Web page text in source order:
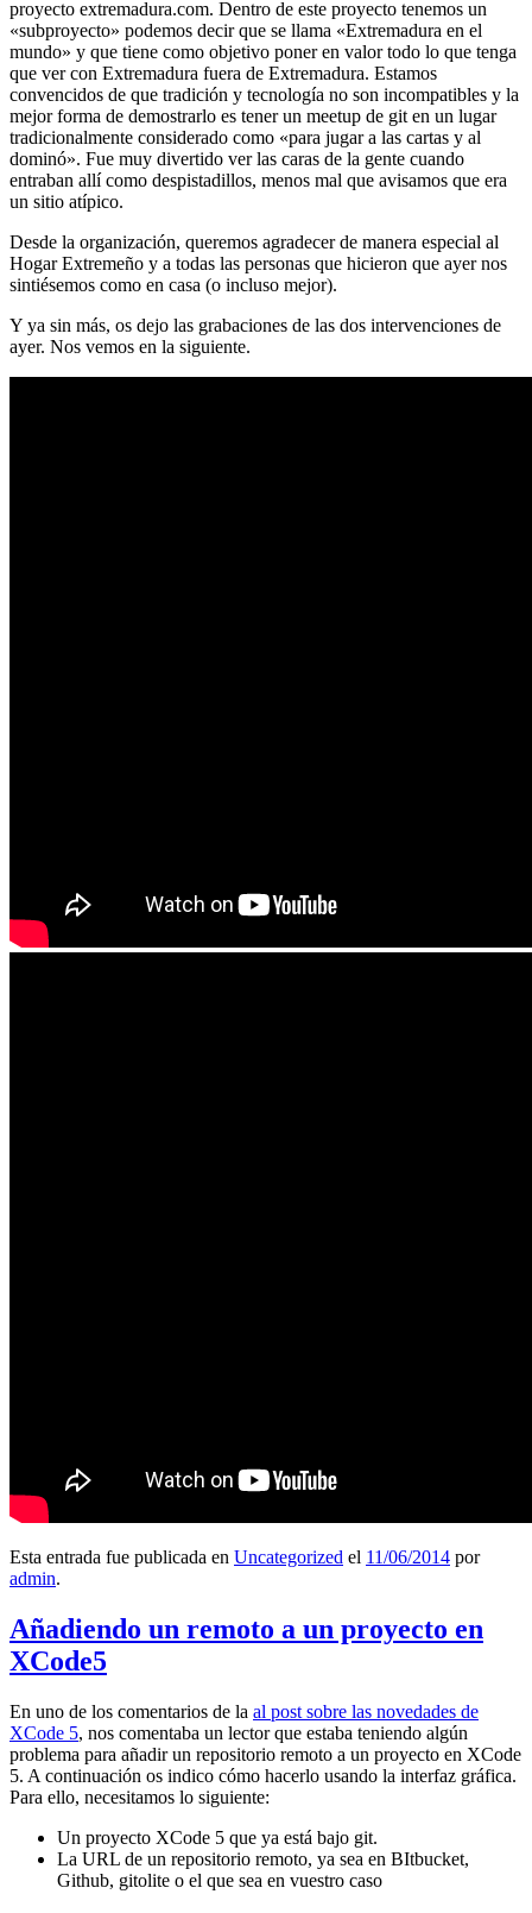
proyecto extremadura.com. Dentro de este proyecto tenemos un
«subproyecto» podemos decir que se llama «Extremadura en el
mundo» y que tiene como objetivo poner en valor todo lo que tenga
que ver con Extremadura fuera de Extremadura. Estamos
convencidos de que tradición y tecnología no son incompatibles y la
mejor forma de demostrarlo es tener un meetup de git en un lugar
tradicionalmente considerado como «para jugar a las cartas y al
dominó». Fue muy divertido ver las caras de la gente cuando
entraban allí como despistadillos, menos mal que avisamos que era
un sitio atípico.
Desde la organización, queremos agradecer de manera especial al
Hogar Extremeño y a todas las personas que hicieron que ayer nos
sintiésemos como en casa (o incluso mejor).
Y ya sin más, os dejo las grabaciones de las dos intervenciones de
ayer. Nos vemos en la siguiente.
Esta entrada fue publicada en Uncategorized el 11/06/2014 por
admin.
Añadiendo un remoto a un proyecto en
XCode5
En uno de los comentarios de la al post sobre las novedades de
XCode 5, nos comentaba un lector que estaba teniendo algún
problema para añadir un repositorio remoto a un proyecto en XCode
5. A continuación os indico cómo hacerlo usando la interfaz gráfica.
Para ello, necesitamos lo siguiente:
Un proyecto XCode 5 que ya está bajo git.
La URL de un repositorio remoto, ya sea en BItbucket,
Github, gitolite o el que sea en vuestro caso